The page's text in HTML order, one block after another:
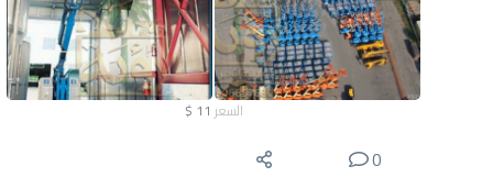
السعر 11
$
0